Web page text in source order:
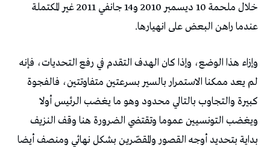
خلال ملحمة 10 ديسمبر 2010 و14 جانفي 2011 غير المكتملة
عندما راهن البعض على انهيارها.
وإزاء هذا الوضع، وإذا كان الهدف التقدم في رفع التحديات، فإنه
لم يعد ممكنا الاستمرار بالسير بسرعتين متفاوتتين، فالفجوة
كبيرة والتجاوب بالتالي محدود وهو ما يغضب الرئيس أولا
ويغضب التونسيين عموما وتقتضي الضرورة هنا وقف النزيف
بداية بتحديد أوجه القصور والمقصّرين بشكل نهائي ومنصف أيضا